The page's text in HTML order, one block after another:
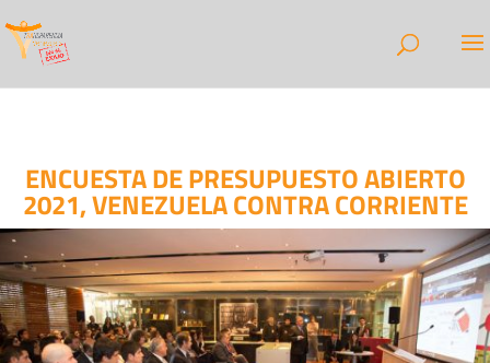
ENCUESTA DE PRESUPUESTO ABIERTO
2021, VENEZUELA CONTRA CORRIENTE